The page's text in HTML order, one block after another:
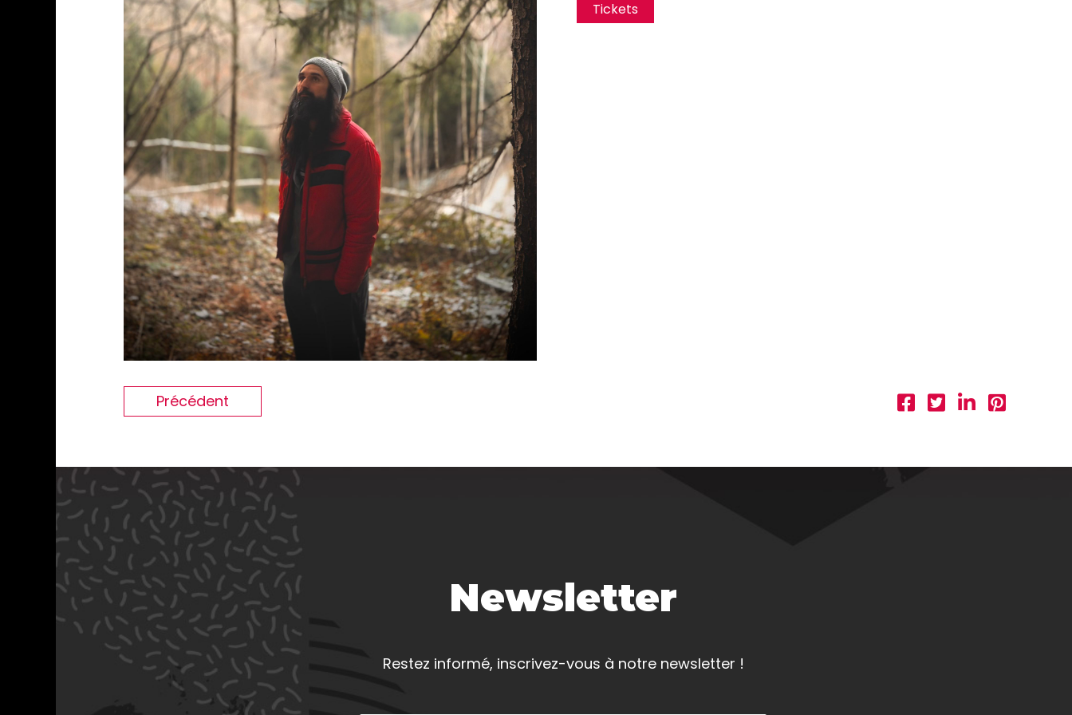
Tickets
Précédent
Newsletter
Restez informé, inscrivez-vous à notre newsletter !